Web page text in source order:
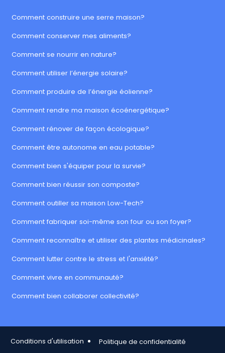
Comment construire une serre maison?
Comment conserver mes aliments?
Comment se nourrir en nature?
Comment utiliser l’énergie solaire?
Comment produire de l’énergie éolienne?
Comment rendre ma maison écoénergétique?
Comment rénover de façon écologique?
Comment être autonome en eau potable?
Comment bien s'équiper pour la survie?
Comment bien réussir son composte?
Comment outiller sa maison Low-Tech?
Comment fabriquer soi-même son four ou son foyer?
Comment reconnaître et utiliser des plantes médicinales?
Comment lutter contre le stress et l'anxiété?
Comment vivre en communauté?
Comment bien collaborer collectivité?
Footer Copy
Conditions d'utilisation Politique de confidentialité